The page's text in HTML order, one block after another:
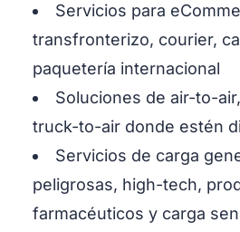
Servicios para
transfronterizo, courier,
paquetería internacional
Soluciones de air-to-
truck-to-air donde estén
Servicios de carga
peligrosas, high-tech,
farmacéuticos y carga